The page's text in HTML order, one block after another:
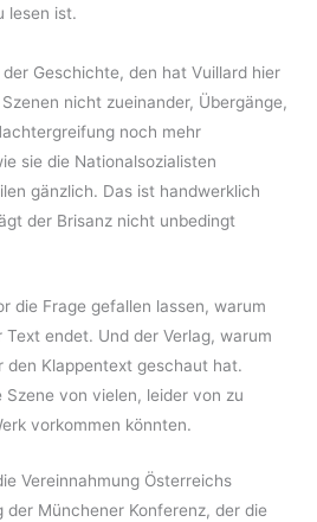
lesen ist.
Geschichte, den hat Vuillard hier
nicht zueinander, Übergänge,
noch mehr
sie die Nationalsozialisten
gänzlich. Das ist handwerklich
der Brisanz nicht unbedingt
die Frage gefallen lassen, warum
endet. Und der Verlag, warum
den Klappentext geschaut hat.
von vielen, leider von zu
vorkommen könnten.
Vereinnahmung Österreichs
der Münchener Konferenz, der die